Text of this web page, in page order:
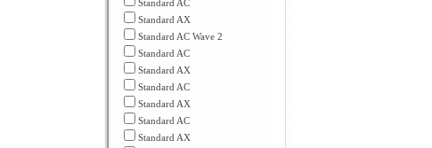
Standard AC
Standard AX
Standard AC Wave 2
Standard AC
Standard AX
Standard AC
Standard AX
Standard AC
Standard AX